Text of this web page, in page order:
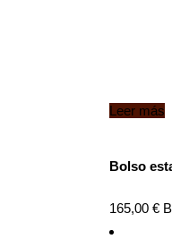
Leer más
Bolso
165,00 €